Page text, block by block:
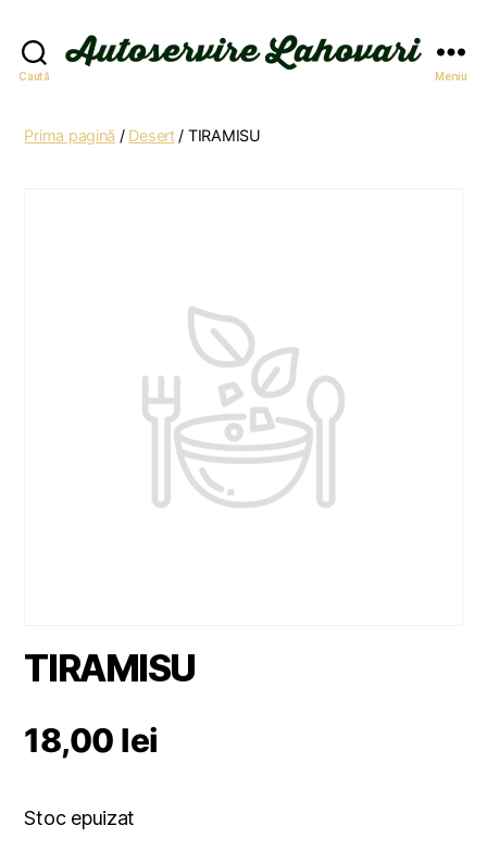
Caută Meniu
Prima pagină / Desert/ TIRAMISU
TIRAMISU
18,00 lei
Stoc epuizat